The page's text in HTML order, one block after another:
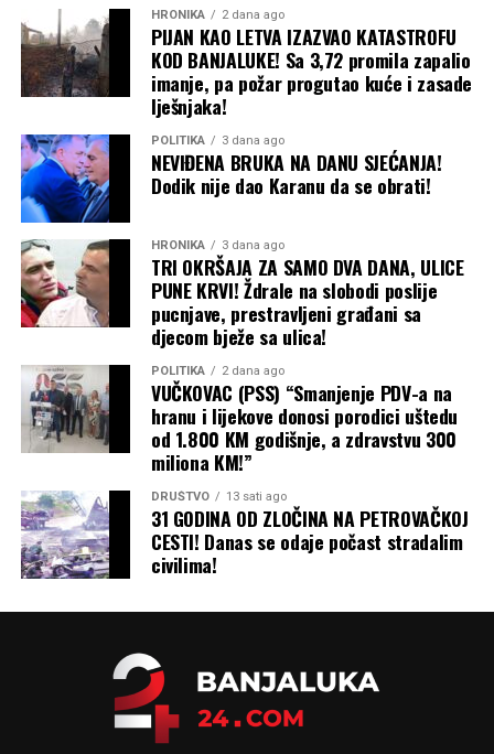
uprave, a kojim bi se definisalo sufinansiranje nabavke i
ugradnje toplotnih pumpi, elektrokotlova i inverter
klima uređaja u iznosu od najmanje 50 procenata.
Predlaže se da pravo na sufinansiranje ostvaruju
individualna domaćinstva u gradskom i seoskom
području, kao i zajednice etažnih vlasnika (ZEV).
„Ne tražimo od opštine da svakom domaćinstvu kupi
sistem grijanja, već da učestvuje kroz sufinansiranje i
pomogne ljudima da sami riješe problem, kada već nije
uspjela problem riješiti sistemski. Uostalom, novac u
budžetu jeste novac svih građana i potrebno ga je više
usmjeriti prema njihovim potrebama“, objašnjava
predsjednik OO PSS Ugljevik.
Ima novca za funkcionere i promociju, a
za grijanje naroda nema?
Dakić dodaje da novac za ove potrebe i te kako postoji u
lokalnom budžetu, a kao dokaz navodi astronomske
troškove opštinske vlasti na funkcionere i
godišnji utrošak od 480.000 KM za primanja četiri
lokalna funkcionera i 380.000 KM utrošenih na medijsku
promociju i reprezentaciju načelnika. Budžet nije
dovoljno usmjeren potrebama građana“, jasan je Dakić.
HRONIKA 2 dana ago
PIJAN KAO LETVA IZAZVAO KATASTROFU
KOD BANJALUKE! Sa 3,72 promila zapalio
imanje, pa požar progutao kuće i zasade
lješnjaka!
POLITIKA 3 dana ago
NEVIĐENA BRUKA NA DANU SJEĆANJA!
Dodik nije dao Karanu da se obrati!
HRONIKA 3 dana ago
TRI OKRŠAJA ZA SAMO DVA DANA, ULICE
PUNE KRVI! Ždrale na slobodi poslije
pucnjave, prestravljeni građani sa
djecom bježe sa ulica!
POLITIKA 2 dana ago
VUČKOVAC (PSS) “Smanjenje PDV-a na
hranu i lijekove donosi porodici uštedu
od 1.800 KM godišnje, a zdravstvu 300
miliona KM!”
DRUŠTVO 13 sati ago
31 GODINA OD ZLOČINA NA PETROVAČKOJ
CESTI! Danas se odaje počast stradalim
civilima!